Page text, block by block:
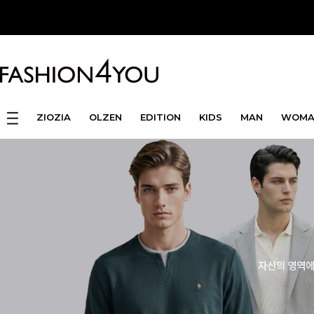
ZIOZIA OLZEN EDITION KIDS MAN